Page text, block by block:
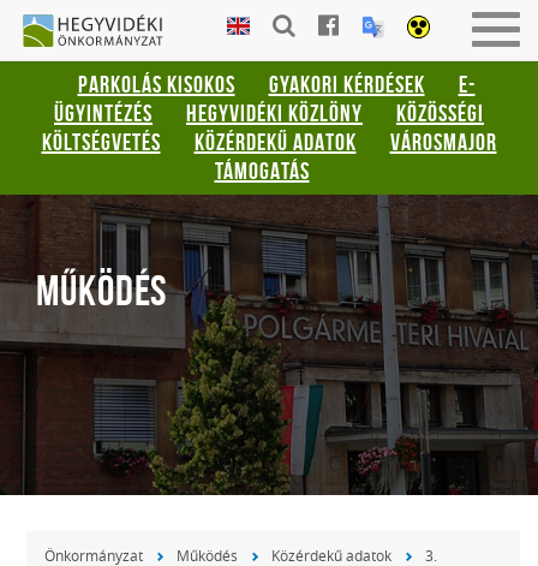
Gyorsbillentyűk
listája
Keresés:
"S"
Bejelentkezés:
be-
HEGYVIDÉKI
ÖNKORMÁNYZAT
PARKOLÁS KISOKOS GYAKORI KÉRDÉSEK
E-
ÜGYINTÉZÉS
HEGYVIDÉKI KÖZLÖNY
KÖZÖSSÉGI
KÖLTSÉGVETÉS
KÖZÉRDEKŰ ADATOK
VÁROSMAJOR
TÁMOGATÁS
MŰKÖDÉS
Önkormányzat Működés Közérdekű adatok
3.